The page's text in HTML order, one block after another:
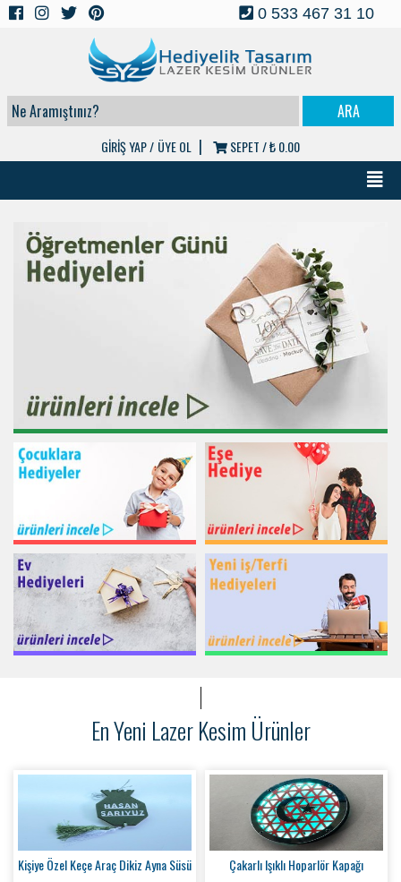
0 533 467 31 10
GİRİŞ YAP / ÜYE OL | SEPET /₺ 0.00
En Yeni Lazer Kesim Ürünler
Kişiye Özel Keçe Araç Dikiz Ayna Süsü Çakarlı Işıklı Hoparlör Kapağı